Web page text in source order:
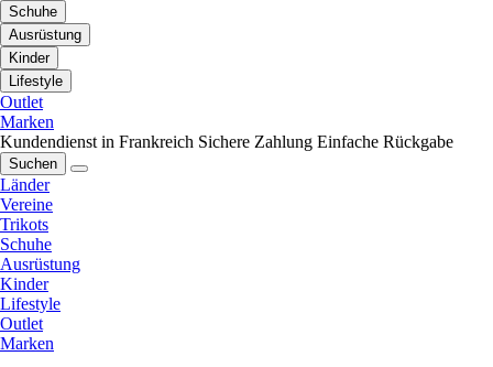
Schuhe
Ausrüstung
Kinder
Lifestyle
Outlet
Marken
Kundendienst in Frankreich Sichere Zahlung Einfache Rückgabe
Suchen
Länder
Vereine
Trikots
Schuhe
Ausrüstung
Kinder
Lifestyle
Outlet
Marken